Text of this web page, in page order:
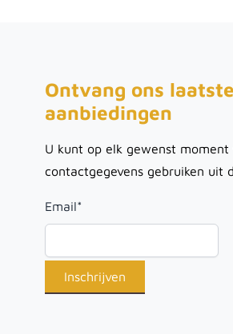
Ontvang ons
aanbiedingen
U kunt op elk gewenst
contactgegevens gebruiken uit
Email*